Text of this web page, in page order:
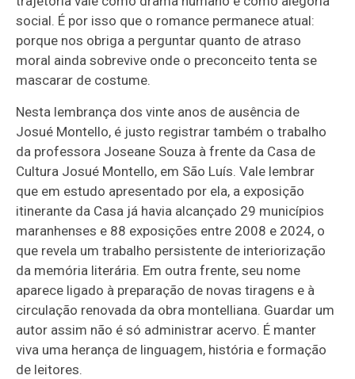
social. É por isso que o romance permanece atual:
porque nos obriga a perguntar quanto de atraso
moral ainda sobrevive onde o preconceito tenta se
mascarar de costume.
Nesta lembrança dos vinte anos de ausência de
Josué Montello, é justo registrar também o trabalho
da professora Joseane Souza à frente da Casa de
Cultura Josué Montello, em São Luís. Vale lembrar
que em estudo apresentado por ela, a exposição
itinerante da Casa já havia alcançado 29 municípios
maranhenses e 88 exposições entre 2008 e 2024, o
que revela um trabalho persistente de interiorização
da memória literária. Em outra frente, seu nome
aparece ligado à preparação de novas tiragens e à
circulação renovada da obra montelliana. Guardar um
autor assim não é só administrar acervo. É manter
viva uma herança de linguagem, história e formação
de leitores.